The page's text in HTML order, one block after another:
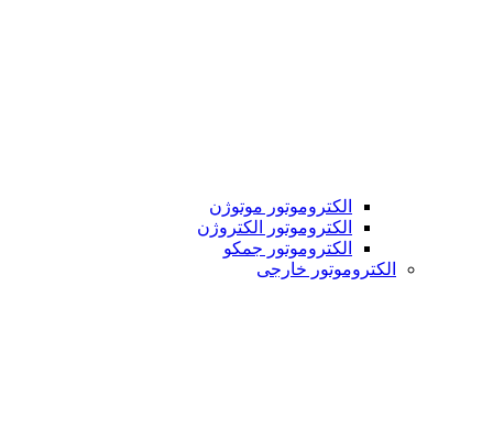
الکتروموتور موتوژن
الکتروموتور الکتروژن
الکتروموتور جمکو
الکتروموتور خارجی